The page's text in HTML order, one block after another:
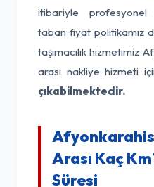
itibariyle profesyonel
taban fiyat politikamız
taşımacılık hizmetimiz
arası nakliye hizmeti
çıkabilmektedir.
Arası Kaç
Süresi